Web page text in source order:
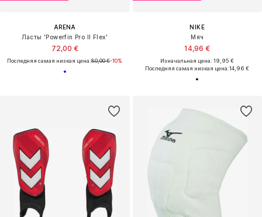
ARENA
Ласты 'Powerfin Pro II Flex'
72,00 €
Последняя самая низкая цена:80,00 €-10%
NIKE
Мяч
14,96 €
Изначальная цена: 19,95 €
Последняя самая низкая цена:14,96 €